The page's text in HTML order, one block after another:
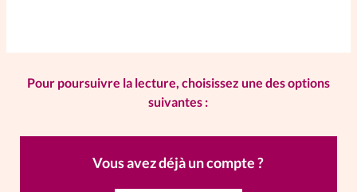
Changement d'adresse
Nous contacter
Pour poursuivre la lecture, choisissez une des options
suivantes :
Vous avez déjà un compte ?